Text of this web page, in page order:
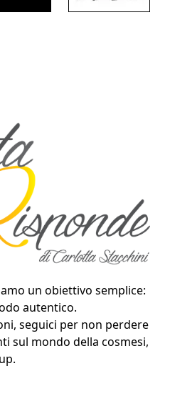
un obiettivo semplice:
autentico.
seguici per non perdere
sul mondo della cosmesi,